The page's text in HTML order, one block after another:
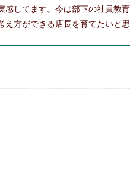
感してます。今は部下の社員教
方ができる店長を育てたいと思